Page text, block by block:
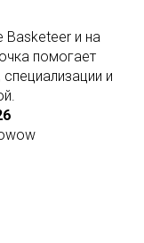
Basketeer и на
помогает
и